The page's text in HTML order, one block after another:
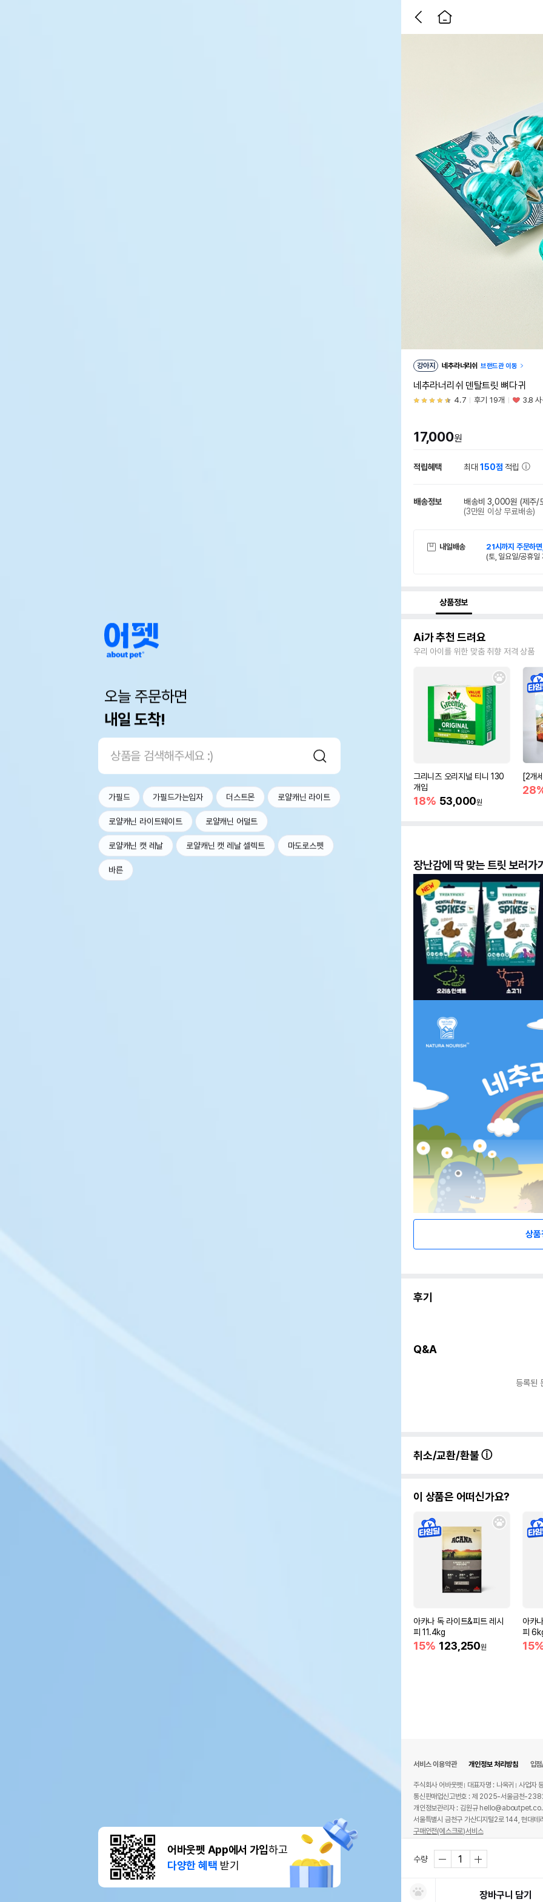
오늘 주문하면
내일 도착!
가필드 가필드가는입자 더스트몬 로얄캐닌 라이트
로얄캐닌 라이트웨이트 로얄캐닌 어덜트
로얄캐닌 캣 레날 로얄캐닌 캣 레날 셀렉트 마도로스펫
바른
어바웃펫 App에서 가입하고
다양한 혜택 받기
강아지 네추라너리쉬 브랜드관 이동
네추라너리쉬 덴탈트릿 뼈다귀
4.7 후기 19개 3.8 사
17,000원
적립혜택 최대150점 적립
배송정보 배송비 3,000원 (제주/
(3만원 이상 무료배송)
내일배송
21시까지 주문하
(토, 일요일/공휴일
상품정보
Ai가 추천 드려요
우리 아이를 위한 맞춤 취향 저격 상품
그리니즈 오리지널 티니 130
개입
18% 53,000원
[2개
장난감에 딱 맞는 트릿 보러가
상품
후기
Q&A
등록된
취소/교환/환불
이 상품은 어떠신가요?
아카나 독 라이트&피트 레시
피 11.4kg
15% 123,250원
아카
피
수량
장바구니 담기
서비스 이용약관 개인정보 처리방침 입
주식회사 어바웃펫 대표자명 : 나옥귀
사업자
통신판매업신고번호 : 제 2025-서울금천-
개인정보관리자 : 김원규
서울특별시 금천구 가산디지털2로 144, 현대
구매안전(에스크로)서비스